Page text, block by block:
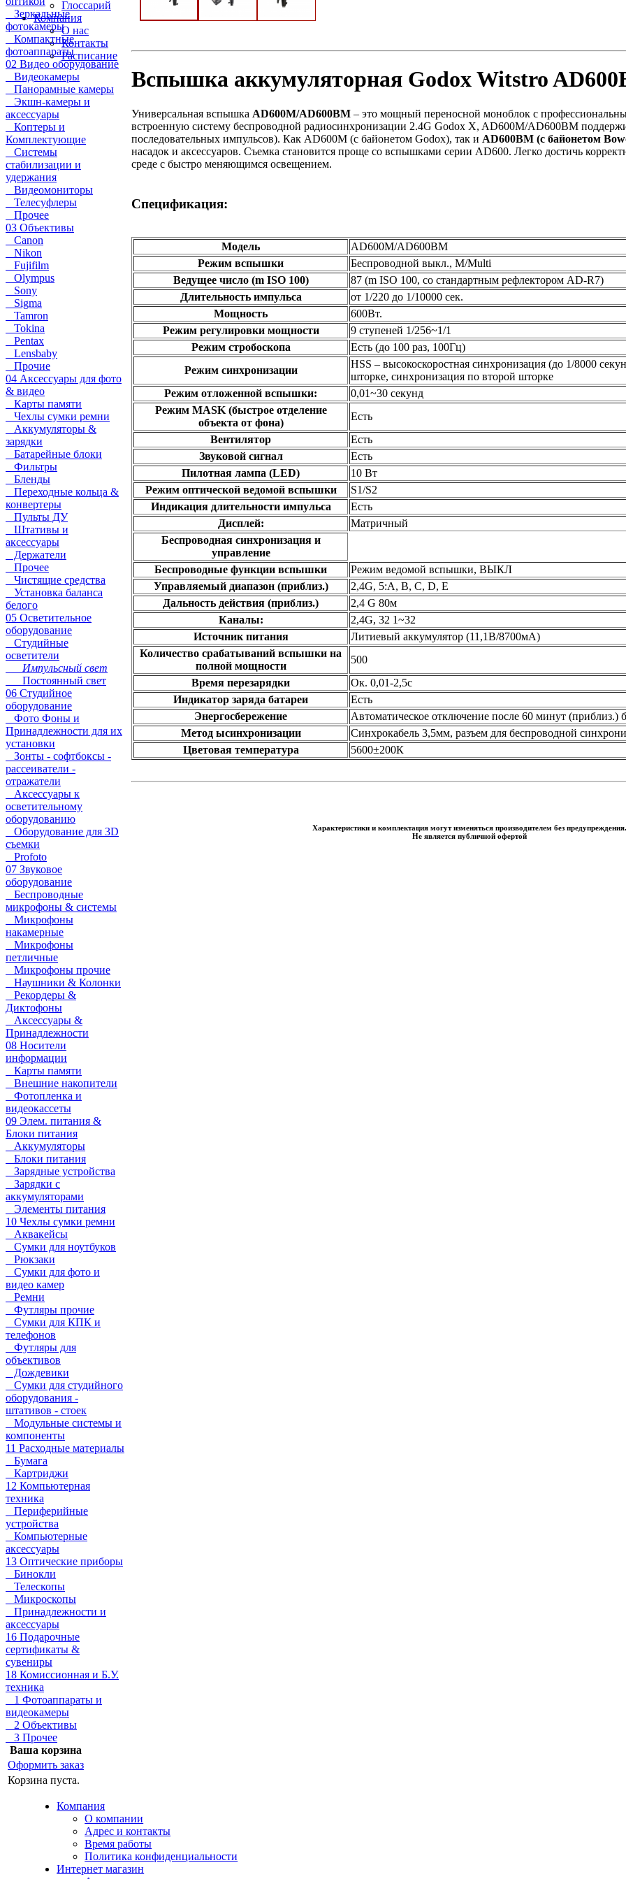
Глоссарий
Компания
О нас
Контакты
Расписание
Зеркальные
фотокамеры
Компактные
фотоаппараты
02 Видео оборудование
Видеокамеры
Панорамные камеры
Экшн-камеры и
аксессуары
Коптеры и
Комплектующие
Системы
стабилизации и
удержания
Видеомониторы
Телесуфлеры
Прочее
03 Объективы
Canon
Nikon
Fujifilm
Olympus
Sony
Sigma
Tamron
Tokina
Pentax
Lensbaby
Прочие
04 Аксессуары для фото
& видео
Карты памяти
Чехлы сумки ремни
Аккумуляторы &
зарядки
Батарейные блоки
Фильтры
Бленды
Переходные кольца &
конвертеры
Пульты ДУ
Штативы и
аксессуары
Держатели
Прочее
Чистящие средства
Установка баланса
белого
05 Осветительное
оборудование
Студийные
осветители
Импульсный свет
Постоянный свет
06 Студийное
оборудование
Фото Фоны и
Принадлежности для их
установки
Зонты - софтбоксы -
рассеиватели -
отражатели
Аксессуары к
осветительному
оборудованию
Оборудование для 3D
съемки
Profoto
07 Звуковое
оборудование
Беспроводные
микрофоны & системы
Микрофоны
накамерные
Микрофоны
петличные
Микрофоны прочие
Наушники & Колонки
Рекордеры &
Диктофоны
Аксессуары &
Принадлежности
08 Носители
информации
Карты памяти
Внешние накопители
Фотопленка и
видеокассеты
09 Элем. питания &
Блоки питания
Аккумуляторы
Блоки питания
Зарядные устройства
Зарядки с
аккумуляторами
Элементы питания
10 Чехлы сумки ремни
Аквакейсы
Сумки для ноутбуков
Рюкзаки
Сумки для фото и
видео камер
Ремни
Футляры прочие
Сумки для КПК и
телефонов
Футляры для
объективов
Дождевики
Сумки для студийного
оборудования -
штативов - стоек
Модульные системы и
компоненты
11 Расходные материалы
Бумага
Картриджи
12 Компьютерная
техника
Периферийные
устройства
Компьютерные
аксессуары
13 Оптические приборы
Бинокли
Телескопы
Микроскопы
Принадлежности и
аксессуары
16 Подарочные
сертификаты &
сувениры
18 Комиссионная и Б.У.
техника
1 Фотоаппараты и
видеокамеры
2 Объективы
3 Прочее
Ваша корзина
Оформить заказ
Корзина пуста.
Вспышка аккумуляторная Godox Witstro
Универсальная вспышка AD600M/AD600BM – это мощный переносной моноблок с
встроенную систему беспроводной радиосинхронизации 2.4G Godox X, AD600M/AD600BM
последовательных импульсов). Как AD600M (с байонетом Godox), так и AD600BM (с байонетом
насадок и аксессуаров. Съемка становится проще со вспышками серии AD600. Легко достичь
среде с быстро меняющимся освещением.
Спецификация:
Модель
AD600M/AD600BM
Режим вспышки
Беспроводной выкл., M/Multi
Ведущее число (m ISO 100)
87 (m ISO 100, со стандартным рефлектором AD-R7)
Длительность импульса
от 1/220 до 1/10000 сек.
Мощность
600Вт.
Режим регулировки мощности
9 ступеней 1/256~1/1
Режим стробоскопа
Есть (до 100 раз, 100Гц)
Режим синхронизации
HSS – высокоскоростная синхронизация (до 1/8000
шторке, синхронизация по второй шторке
Режим отложенной вспышки:
0,01~30 секунд
Режим MASK (быстрое отделение
объекта от фона)
Есть
Вентилятор
Есть
Звуковой сигнал
Есть
Пилотная лампа (LED)
10 Вт
Режим оптической ведомой вспышки
S1/S2
Индикация длительности импульса
Есть
Дисплей:
Матричный
Беспроводная синхронизация и
управление
Беспроводные функции вспышки
Режим ведомой вспышки, ВЫКЛ
Управляемый диапазон (приблиз.)
2,4G, 5:A, B, C, D, E
Дальность действия (приблиз.)
2,4 G 80м
Каналы:
2,4G, 32 1~32
Источник питания
Литиевый аккумулятор (11,1В/8700мА)
Количество срабатываний вспышки на
полной мощности
500
Время перезарядки
Ок. 0,01-2,5с
Индикатор заряда батареи
Есть
Энергосбережение
Автоматическое отключение после 60 минут (приблиз.)
Метод ысинхронизации
Синхрокабель 3,5мм, разъем для беспроводной
Цветовая температура
5600±200К
Характеристики и комплектация могут изменяться производителем без предупреждения.
Не является публичной офертой
Компания
О компании
Адрес и контакты
Время работы
Политика конфиденциальности
Интернет магазин